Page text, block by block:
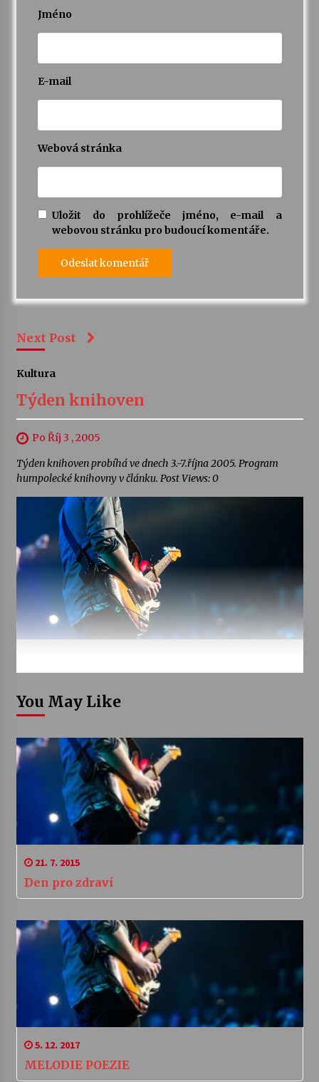
Jméno
E-mail
Webová stránka
Uložit do prohlížeče jméno, e-mail a
webovou stránku pro budoucí komentáře.
Next Post
Kultura
Týden knihoven
Po Říj 3 , 2005
Týden knihoven probíhá ve dnech 3.-7.října 2005. Program
humpolecké knihovny v článku. Post Views: 0
You May Like
21. 7. 2015
Den pro zdraví
5. 12. 2017
MELODIE POEZIE